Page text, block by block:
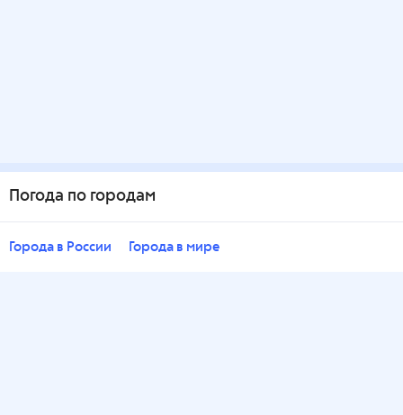
Погода по городам
Города в России Города в мире